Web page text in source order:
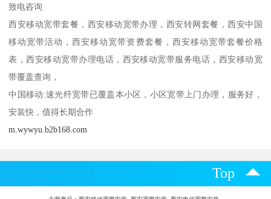
致电咨询
西安移动宽带套餐，西安移动宽带办理，西安转网套餐，西安中国
移动宽带活动，西安移动宽带资费套餐，西安移动宽带套餐价格
表，西安移动宽带办理电话，西安移动宽带服务电话，西安移动宽
带覆盖查询，
中国移动:速光纤宽带已覆盖本小区，小区宽带上门办理，服务好，
安装快，值得长期合作
m.wywyu.b2b168.com
Top